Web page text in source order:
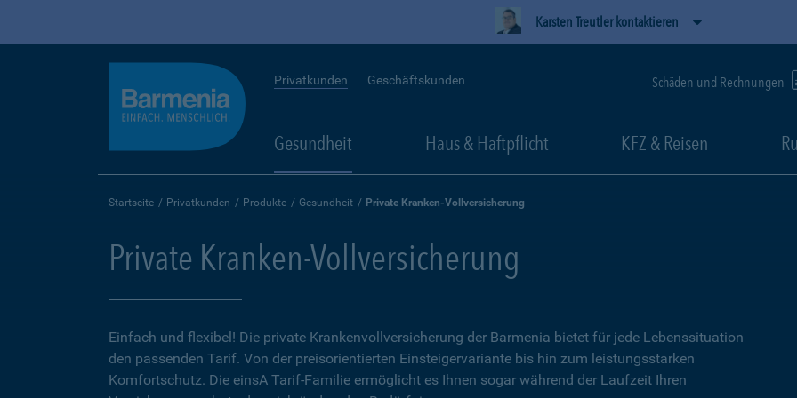
Karsten Treutler kontaktieren
Privatkunden Geschäftskunden Schäden und Rechnungen
Gesundheit Haus & Haftpflicht KFZ & Reisen
Startseite Privatkunden Produkte Gesundheit Private Kranken-Vollversicherung
Private Kranken-Vollversicherung
Einfach und flexibel! Die private Krankenvollversicherung der Barmenia bietet für jede Lebenssituation
den passenden Tarif. Von der preisorientierten Einsteigervariante bis hin zum leistungsstarken
Komfortschutz. Die einsA Tarif-Familie ermöglicht es Ihnen sogar während der Laufzeit Ihren